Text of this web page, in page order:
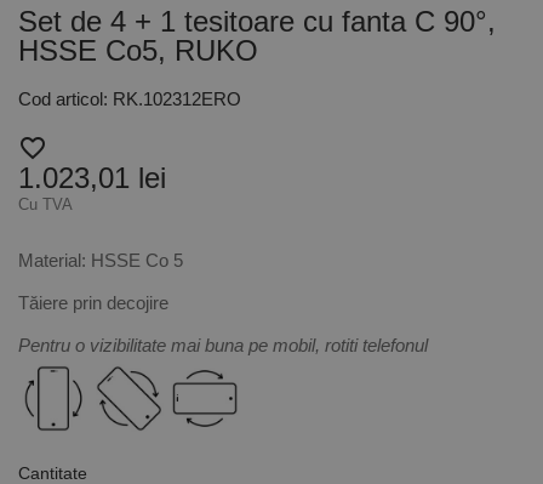
Set de 4 + 1 tesitoare cu fanta C 90°,
HSSE Co5, RUKO
Cod articol: RK.102312ERO
favorite_border
1.023,01 lei
Cu TVA
Material: HSSE Co 5
Tăiere prin decojire
Pentru o vizibilitate mai buna pe mobil, rotiti telefonul
Cantitate